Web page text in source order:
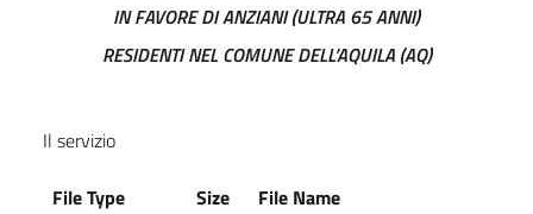
Performance
Attività e procedimenti
IN FAVORE DI ANZIANI (ULTRA 65 ANNI)
RESIDENTI NEL COMUNE DELL’AQUILA (AQ)
Il servizio
File Type
Size
File Name